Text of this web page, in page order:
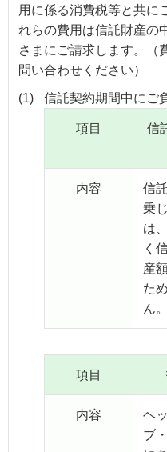
用に係る消費税等と共に
れらの費用は信託財産の
さまにご請求します。（
問い合わせください）
(1) 信託契約期間中にご
項目
信
内容
信
乗
は
く
産
た
ん。
項目
内容
ヘ
ブ